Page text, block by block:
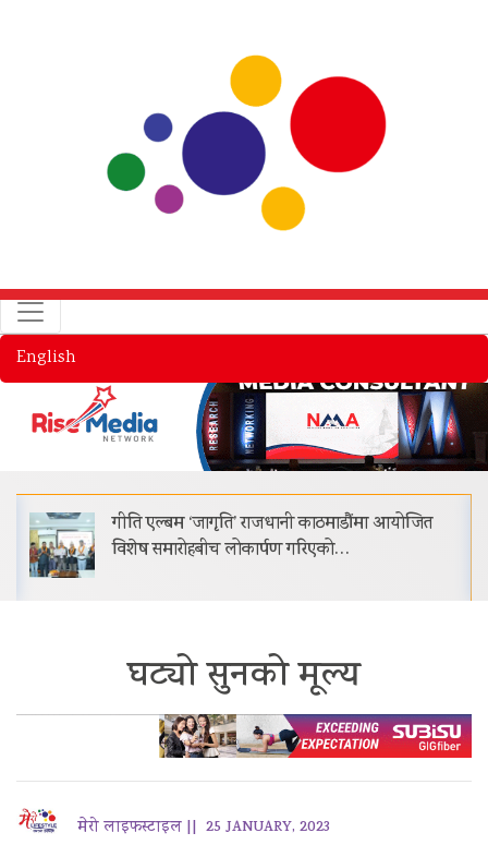
English
गीति एल्बम ‘जागृति’ राजधानी काठमाडौंमा आयोजित
विशेष समारोहबीच लोकार्पण गरिएको…
घट्यो सुनको मूल्य
मेरो लाइफस्टाइल || 25 JANUARY, 2023